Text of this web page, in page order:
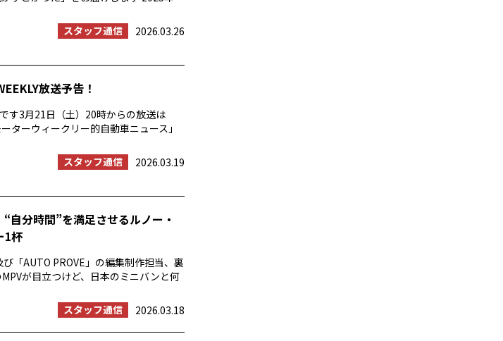
スタッフ通信
2026.03.26
放送予告！
す3月21日（土）20時からの放送は
ターウィークリー的自動車ニュース」
スタッフ通信
2026.03.19
自分時間”を満足させるルノー・
1杯
「AUTO PROVE」の編集制作担当、裏
が目立つけど、日本のミニバンと何
スタッフ通信
2026.03.18